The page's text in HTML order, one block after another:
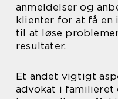
anmeldelser og
klienter for at få en
til at løse
resultater.
Et andet vigtigt
advokat i familieret